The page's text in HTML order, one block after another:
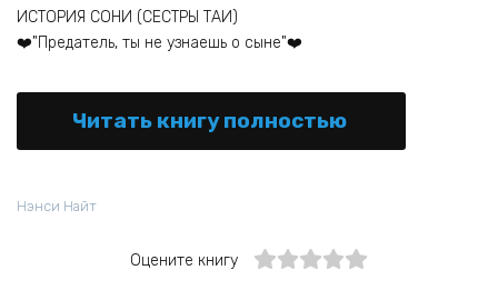
ИСТОРИЯ СОНИ (СЕСТРЫ ТАИ)
‍❤️‍"Предатель, ты не узнаешь о сыне"‍❤️‍
Читать книгу полностью
Нэнси Найт
Оцените книгу